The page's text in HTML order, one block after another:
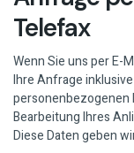
Telefax
Wenn Sie uns per E-
Ihre Anfrage
personenbezogenen
Bearbeitung Ihres
Diese Daten geben